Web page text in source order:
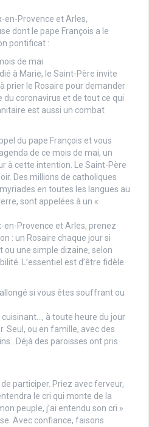
en-Provence et Arles,
dont le pape François a le
pontificat :
de mai
à Marie, le Saint-Père invite
prier le Rosaire pour demander
du coronavirus et de tout ce qui
est aussi un combat
du pape François et vous
de ce mois de mai, un
à cette intention. Le Saint-Père
Des millions de catholiques
en toutes les langues au
sont appelées à un «
en-Provence et Arles, prenez
: un Rosaire chaque jour si
ou une simple dizaine, selon
L’essentiel est d’être fidèle
si vous êtes souffrant ou
à toute heure du jour
Seul, ou en famille, avec des
des paroisses ont pris
participer. Priez avec ferveur,
le cri qui monte de la
peuple, j’ai entendu son cri »
Avec confiance, faisons